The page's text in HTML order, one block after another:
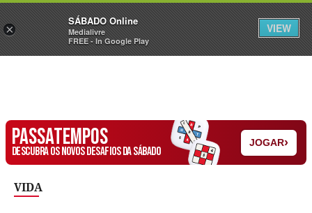
Sábado Assine Iniciar Sessão
PASSATEMPOS
DESCUBRA OS NOVOS DESAFIOS DA SÁBADO
JOGAR›
VIDA
×
SÁBADO Online
Medialivre
FREE - In Google Play
VIEW